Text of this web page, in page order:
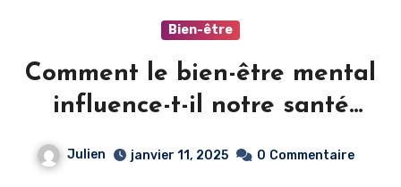
Bien-être
Comment le bien-être mental
influence-t-il notre santé
Julien janvier 11, 2025 0 Commentaire